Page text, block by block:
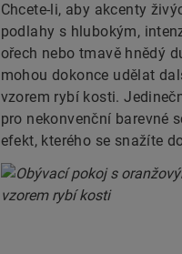
Chcete-li, aby akcenty
podlahy s hlubokým,
ořech nebo tmavě hnědý
mohou dokonce udělat
vzorem rybí kosti.
pro nekonvenční barevné
efekt, kterého se snažíte